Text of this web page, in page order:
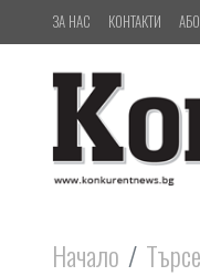
ЗА НАС КОНТАКТИ
Начало